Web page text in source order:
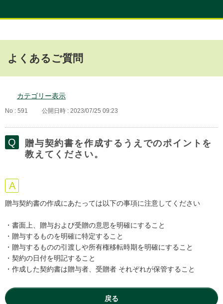
よくあるご質問
カテゴリー表示
No : 591 公開日時 : 2023/07/25 09:23
贈与契約書を作成するうえでのポイントを
教えてください。
贈与契約書の作成にあたっては以下の事項に注意してください
・書面上、贈与および受贈の意思を明確にすること
・贈与するものを明確に特定すること
・贈与するものの引渡しや所有権移転時期を明確にすること
・契約の日付を明記すること
・作成した契約書は贈与者、受贈者 それぞれが保管すること
戻る